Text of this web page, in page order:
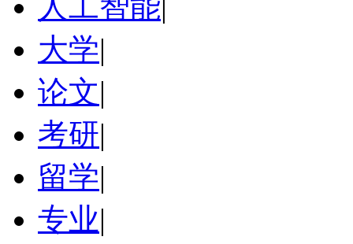
人工智能|
大学|
论文|
考研|
留学|
专业|